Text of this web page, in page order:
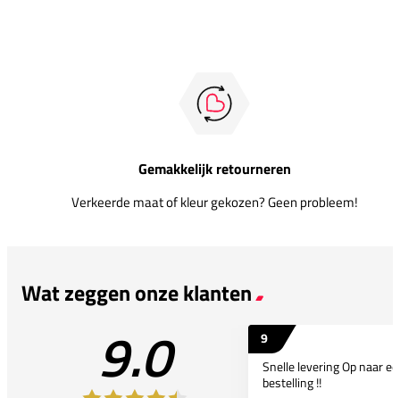
Gemakkelijk retourneren
Verkeerde maat of kleur gekozen? Geen probleem!
Wat zeggen onze klanten
9.0
9
Snelle levering Op naar
bestelling !!